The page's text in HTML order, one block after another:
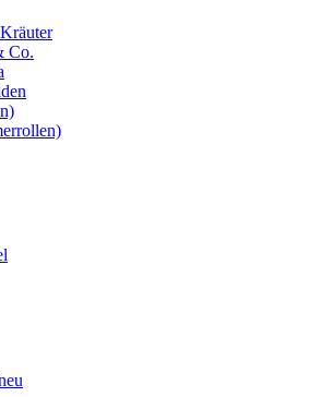
Co.